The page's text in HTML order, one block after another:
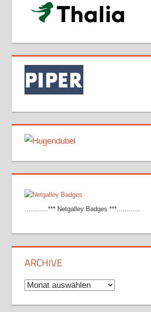
............*** Netgalley Badges ***............
ARCHIVE
Archive